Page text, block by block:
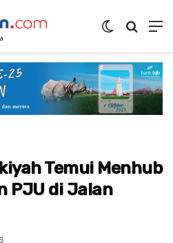
Switch skin
Temui Menhub
PJU di Jalan